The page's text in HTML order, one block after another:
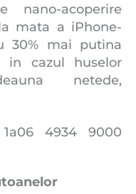
nano-acoperire
mata a iPhone-
30% mai putina
in ​​cazul huselor
netede,